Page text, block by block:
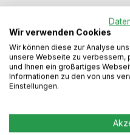
Regulärer Preis:
27,99 €
Preise inkl. MwSt. zzgl.
Wir verwenden Cookies
Wir können diese zur Analyse
unsere Webseite zu verbessern,
und Ihnen ein großartiges
Informationen zu den von uns
Einstellungen.